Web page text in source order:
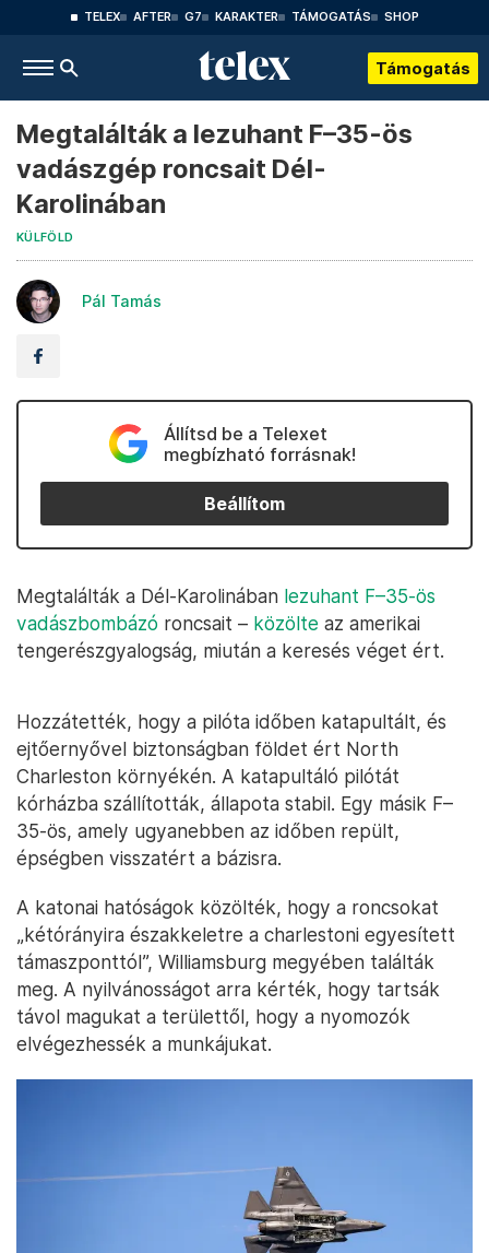
TELEX AFTER G7 KARAKTER TÁMOGATÁS SHOP
Támogatás
Megtalálták a lezuhant F–35-ös
vadászgép roncsait Dél-
Karolinában
KÜLFÖLD
Pál Tamás
Állítsd be a Telexet
megbízható forrásnak!
Beállítom
Megtalálták a Dél-Karolinában lezuhant F–35-ös
vadászbombázó roncsait – közölte az amerikai
tengerészgyalogság, miután a keresés véget ért.
Hozzátették, hogy a pilóta időben katapultált, és
ejtőernyővel biztonságban földet ért North
Charleston környékén. A katapultáló pilótát
kórházba szállították, állapota stabil. Egy másik F–
35-ös, amely ugyanebben az időben repült,
épségben visszatért a bázisra.
A katonai hatóságok közölték, hogy a roncsokat
„kétórányira északkeletre a charlestoni egyesített
támaszponttól”, Williamsburg megyében találták
meg. A nyilvánosságot arra kérték, hogy tartsák
távol magukat a területtől, hogy a nyomozók
elvégezhessék a munkájukat.